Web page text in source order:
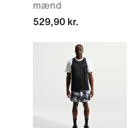
mænd
529,90 kr.